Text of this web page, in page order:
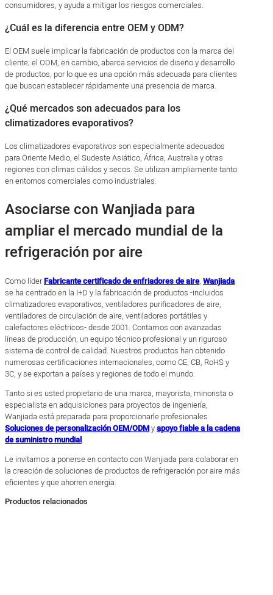
consumidores, y ayuda a mitigar los riesgos comerciales.
¿Cuál es la diferencia entre OEM y ODM?
El OEM suele implicar la fabricación de productos con la marca del
cliente; el ODM, en cambio, abarca servicios de diseño y desarrollo
de productos, por lo que es una opción más adecuada para clientes
que buscan establecer rápidamente una presencia de marca.
¿Qué mercados son adecuados para los
climatizadores evaporativos?
Los climatizadores evaporativos son especialmente adecuados
para Oriente Medio, el Sudeste Asiático, África, Australia y otras
regiones con climas cálidos y secos. Se utilizan ampliamente tanto
en entornos comerciales como industriales.
Asociarse con Wanjiada para
ampliar el mercado mundial de la
refrigeración por aire
Como líderFabricante certificado de enfriadores de aire, Wanjiada
se ha centrado en la I+D y la fabricación de productos -incluidos
climatizadores evaporativos, ventiladores purificadores de aire,
ventiladores de circulación de aire, ventiladores portátiles y
calefactores eléctricos- desde 2001. Contamos con avanzadas
líneas de producción, un equipo técnico profesional y un riguroso
sistema de control de calidad. Nuestros productos han obtenido
numerosas certificaciones internacionales, como CE, CB, RoHS y
3C, y se exportan a países y regiones de todo el mundo.
Tanto si es usted propietario de una marca, mayorista, minorista o
especialista en adquisiciones para proyectos de ingeniería,
Wanjiada está preparada para proporcionarle profesionales
Soluciones de personalización OEM/ODMyapoyo fiable a la cadena
de suministro mundial.
Le invitamos a ponerse en contacto con Wanjiada para colaborar en
la creación de soluciones de productos de refrigeración por aire más
eficientes y que ahorren energía.
Productos relacionados